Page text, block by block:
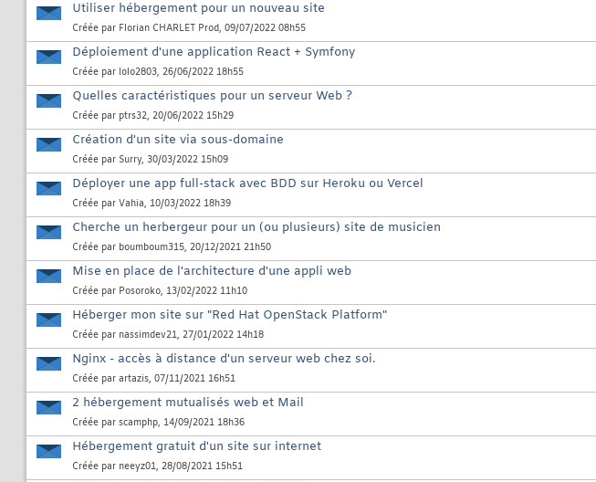
Utiliser hébergement pour un nouveau site
Créée par Florian CHARLET Prod, 09/07/2022 08h55
Déploiement d'une application React + Symfony
Créée par lolo2803, 26/06/2022 18h55
Quelles caractéristiques pour un serveur Web ?
Créée par ptrs32, 20/06/2022 15h29
Création d'un site via sous-domaine
Créée par Surry, 30/03/2022 15h09
Déployer une app full-stack avec BDD sur Heroku ou Vercel
Créée par Vahia, 10/03/2022 18h39
Cherche un herbergeur pour un (ou plusieurs) site de musicien
Créée par boumboum315, 20/12/2021 21h50
Mise en place de l'architecture d'une appli web
Créée par Posoroko, 13/02/2022 11h10
Héberger mon site sur "Red Hat OpenStack Platform"
Créée par nassimdev21, 27/01/2022 14h18
Nginx - accès à distance d'un serveur web chez soi.
Créée par artazis, 07/11/2021 16h51
2 hébergement mutualisés web et Mail
Créée par scamphp, 14/09/2021 18h36
Hébergement gratuit d'un site sur internet
Créée par neeyz01, 28/08/2021 15h51